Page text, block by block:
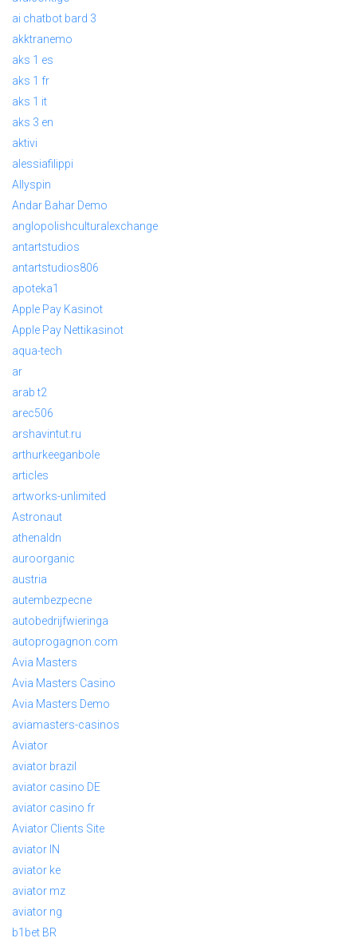
ai chatbot bard 3
akktranemo
aks 1 es
aks 1 fr
aks 1 it
aks 3 en
aktivi
alessiafilippi
Allyspin
Andar Bahar Demo
anglopolishculturalexchange
antartstudios
antartstudios806
apoteka1
Apple Pay Kasinot
Apple Pay Nettikasinot
aqua-tech
ar
arab t2
arec506
arshavintut.ru
arthurkeeganbole
articles
artworks-unlimited
Astronaut
athenaldn
auroorganic
austria
autembezpecne
autobedrijfwieringa
autoprogagnon.com
Avia Masters
Avia Masters Casino
Avia Masters Demo
aviamasters-casinos
Aviator
aviator brazil
aviator casino DE
aviator casino fr
Aviator Clients Site
aviator IN
aviator ke
aviator mz
aviator ng
b1bet BR